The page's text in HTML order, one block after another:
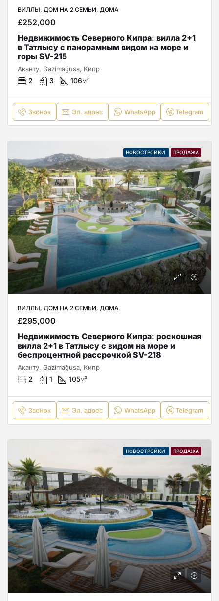
ВИЛЛЫ, ДОМ НА 2 СЕМЬИ, ДОМА
£252,000
Недвижимость Северного Кипра: вилла 2+1
в Татлысу с панорамным видом на море и
горы SV-215
Аканту, Gazimağusa, Кипр
2 3 106м²
Звонок Эл. адрес WhatsApp Telegram
НОВОСТРОЙКИ ПРОДАЖА
ВИЛЛЫ, ДОМ НА 2 СЕМЬИ, ДОМА
£295,000
Недвижимость Северного Кипра: роскошная
вилла 2+1 в Татлысу с видом на море и
беспроцентной рассрочкой SV-218
Аканту, Gazimağusa, Кипр
2 1 105м²
Звонок Эл. адрес WhatsApp Telegram
НОВОСТРОЙКИ ПРОДАЖА